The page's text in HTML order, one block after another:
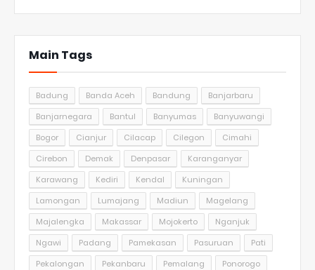
Main Tags
Badung Banda Aceh Bandung
Banjarbaru
Banjarnegara
Bantul Banyumas
Banyuwangi
Bogor
Cianjur Cilacap Cilegon
Cimahi
Cirebon
Demak Denpasar
Karanganyar
Karawang
Kediri Kendal
Kuningan
Lamongan
Lumajang Madiun
Magelang
Majalengka
Makassar Mojokerto
Nganjuk
Ngawi
Padang Pamekasan Pasuruan
Pati
Pekalongan
Pekanbaru Pemalang
Ponorogo